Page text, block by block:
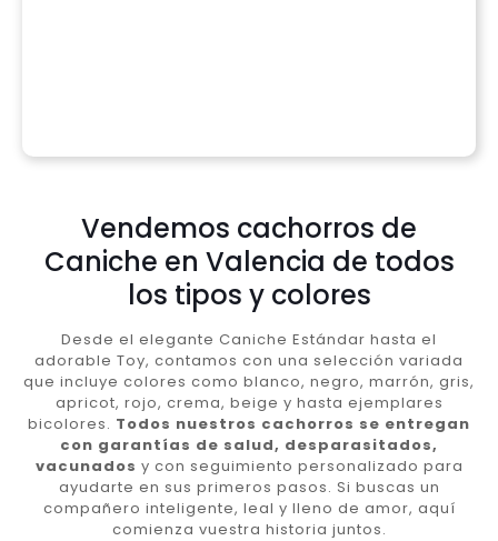
Vendemos cachorros de
Caniche en Valencia de todos
los tipos y colores
Desde el elegante Caniche Estándar hasta el
adorable Toy, contamos con una selección variada
que incluye colores como blanco, negro, marrón, gris,
apricot, rojo, crema, beige y hasta ejemplares
bicolores. Todos nuestros cachorros se entregan
con garantías de salud, desparasitados,
vacunados y con seguimiento personalizado para
ayudarte en sus primeros pasos. Si buscas un
compañero inteligente, leal y lleno de amor, aquí
comienza vuestra historia juntos.